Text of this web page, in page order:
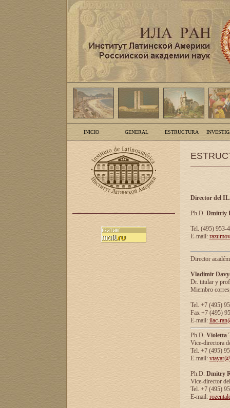
INICIO GENERAL ESTRUCTURA
Director del
Ph.D. Dmitriy
Tel. (495) 953-
E-mail:
Director
Vladimir
Dr. titular y
Miembro
Tel. +7 (495)
Fax +7 (495)
E-mail: ilac-
Ph.D. Violetta
Vice-directora
Tel. +7 (495)
E-mail:
Ph.D. Dmitry
Vice-director
Tel. +7 (495)
E-mail: